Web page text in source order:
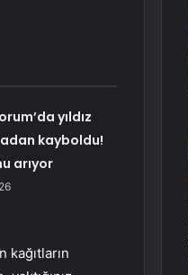
yıldız
kayboldu!
arıyor
kağıtların